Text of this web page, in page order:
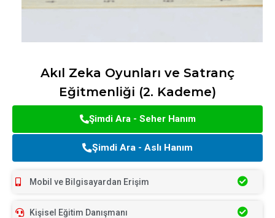
Akıl Zeka Oyunları ve Satranç
Eğitmenliği (2. Kademe)
Şimdi Ara - Seher Hanım
Şimdi Ara - Aslı Hanım
Mobil ve Bilgisayardan Erişim
Kişisel Eğitim Danışmanı